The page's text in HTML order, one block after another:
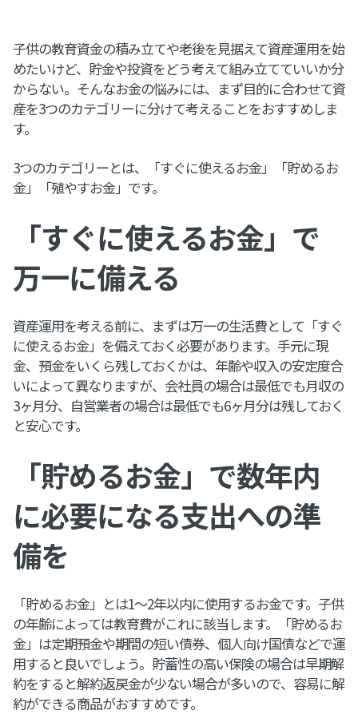
子供の教育資金の積み立てや老後を見据えて資産運用を始
めたいけど、貯金や投資をどう考えて組み立てていいか分
からない。そんなお金の悩みには、まず目的に合わせて資
産を3つのカテゴリーに分けて考えることをおすすめしま
す。
3つのカテゴリーとは、「すぐに使えるお金」「貯めるお
金」「殖やすお金」です。
「すぐに使えるお金」で
万一に備える
資産運用を考える前に、まずは万一の生活費として「すぐ
に使えるお金」を備えておく必要があります。手元に現
金、預金をいくら残しておくかは、年齢や収入の安定度合
いによって異なりますが、会社員の場合は最低でも月収の
3ヶ月分、自営業者の場合は最低でも6ヶ月分は残しておく
と安心です。
「貯めるお金」で数年内
に必要になる支出への準
備を
「貯めるお金」とは1～2年以内に使用するお金です。子供
の年齢によっては教育費がこれに該当します。「貯めるお
金」は定期預金や期間の短い債券、個人向け国債などで運
用すると良いでしょう。貯蓄性の高い保険の場合は早期解
約をすると解約返戻金が少ない場合が多いので、容易に解
約ができる商品がおすすめです。